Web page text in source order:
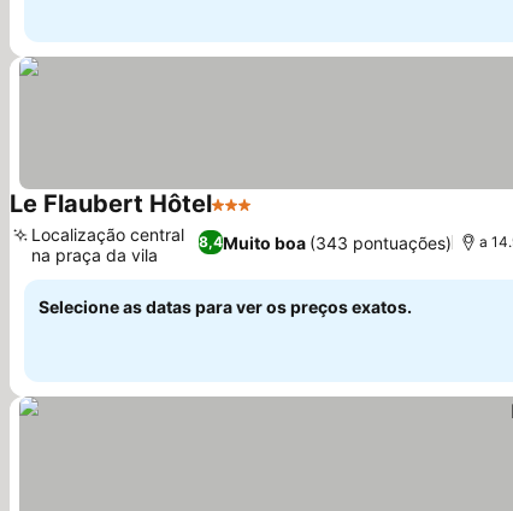
Le Flaubert Hôtel3 Estrelas
8,4Muito boa (343 pontuações)
Localização central
na praça da vila
a
Selecione as datas para ver os preços exatos.